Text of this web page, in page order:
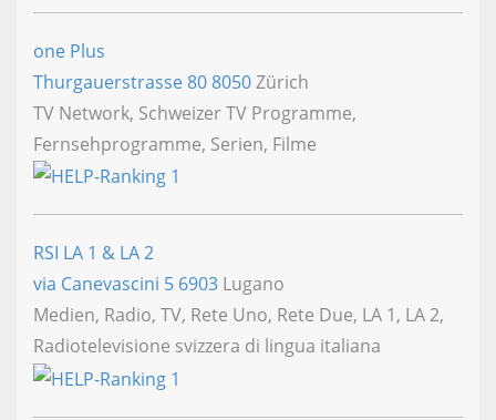
one Plus
Thurgauerstrasse 808050Zürich
TV Network, Schweizer TV Programme,
Fernsehprogramme, Serien, Filme
RSI LA 1 & LA 2
via Canevascini 5 6903 Lugano
Medien, Radio, TV, Rete Uno, Rete Due, LA 1, LA 2,
Radiotelevisione svizzera di lingua italiana